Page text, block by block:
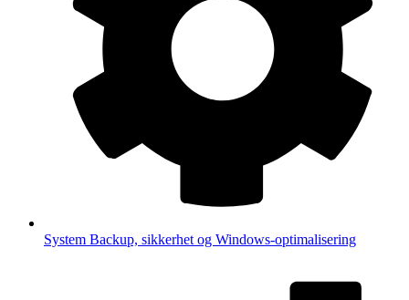
System Backup, sikkerhet og Windows-optimalisering